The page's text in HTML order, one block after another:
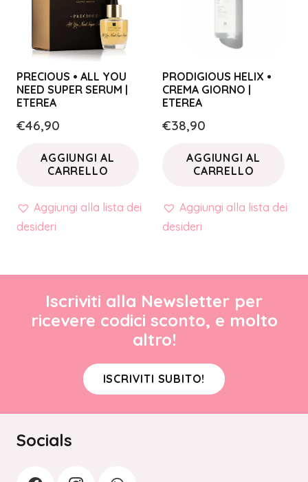
PRECIOUS • ALL YOU
NEED SUPER SERUM |
ETEREA
€46,90
AGGIUNGI AL
CARRELLO
Aggiungi alla lista dei
desideri
PRODIGIOUS HELIX •
CREMA GIORNO |
ETEREA
€38,90
AGGIUNGI AL
CARRELLO
Aggiungi alla lista dei
desideri
Iscriviti alla Newsletter per
ricevere codici sconto, e molto
altro!
ISCRIVITI SUBITO!
Socials